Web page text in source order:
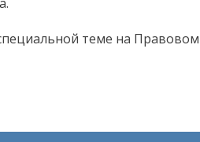
теме на